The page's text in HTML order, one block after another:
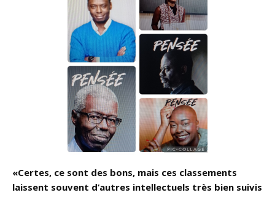
«Certes, ce sont des bons, mais ces classements
laissent souvent d’autres intellectuels très bien suivis